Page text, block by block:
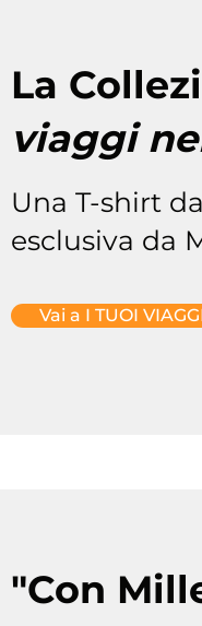
La
viaggi
Una T-shirt
esclusiva da
Vai a I TUOI
"Con